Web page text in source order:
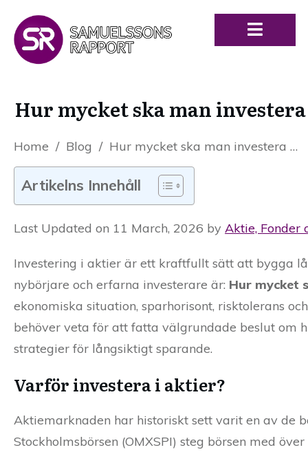
Hur mycket ska man
Home / Blog / Hur mycket ska man investera i aktier? En komplett guide för nybörjare
Artikelns Innehåll
Last Updated on 11 March, 2026 by Aktie, Fonder
Investering i aktier är ett kraftfullt sätt att bygga
nybörjare och erfarna investerare är: Hur mycket
ekonomiska situation, sparhorisont, risktolerans
behöver veta för att fatta välgrundade beslut om
strategier för långsiktigt sparande.
Varför investera i aktier?
Aktiemarknaden har historiskt sett varit en av de
Stockholmsbörsen (OMXSPI) steg börsen med